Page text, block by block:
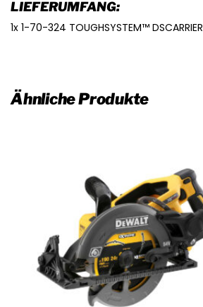
LIEFERUMFANG:
1x 1-70-324 TOUGHSYSTEM™ DSCARRIER
Ähnliche Produkte